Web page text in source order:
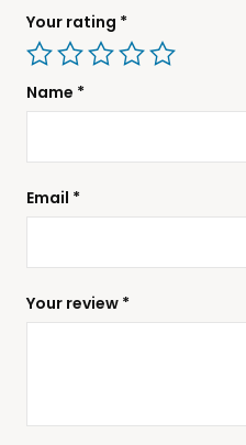
Your rating *
Your review *
Name *
Email *